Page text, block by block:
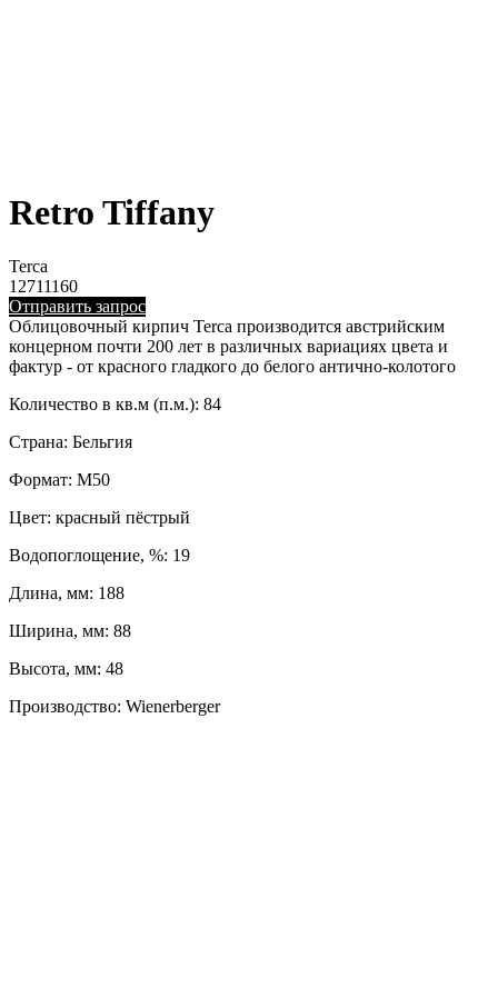
Retro Tiffany
Terca
12711160
Отправить запрос
Облицовочный кирпич Terca производится австрийским
концерном почти 200 лет в различных вариациях цвета и
фактур - от красного гладкого до белого антично-колотого
Количество в кв.м (п.м.): 84
Страна: Бельгия
Формат: M50
Цвет: красный пёстрый
Водопоглощение, %: 19
Длина, мм: 188
Ширина, мм: 88
Высота, мм: 48
Производство: Wienerberger